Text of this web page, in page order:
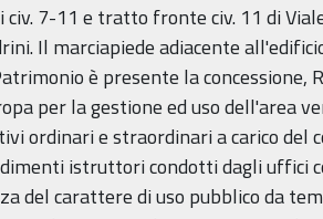
civ. 7-11 e tratto fronte civ. 11 di
Il marciapiede adiacente
è presente la concessione,
per la gestione ed uso dell'area
ordinari e straordinari a carico del
istruttori condotti dagli uffici
del carattere di uso pubblico da